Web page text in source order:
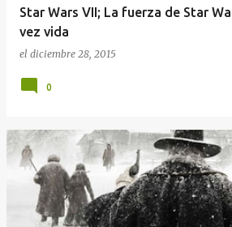
Star Wars VII; La fuerza de Star
vez vida
el diciembre 28, 2015
0